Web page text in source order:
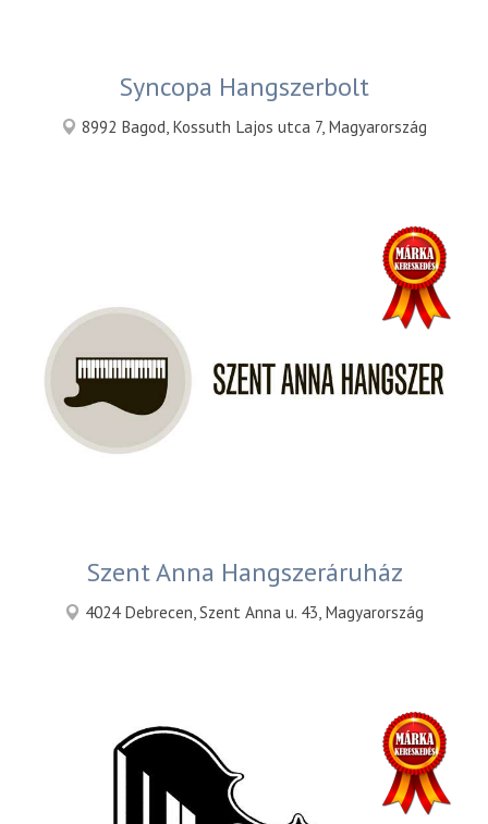
Syncopa Hangszerbolt
8992 Bagod, Kossuth Lajos utca 7, Magyarország
Szent Anna Hangszeráruház
4024 Debrecen, Szent Anna u. 43, Magyarország